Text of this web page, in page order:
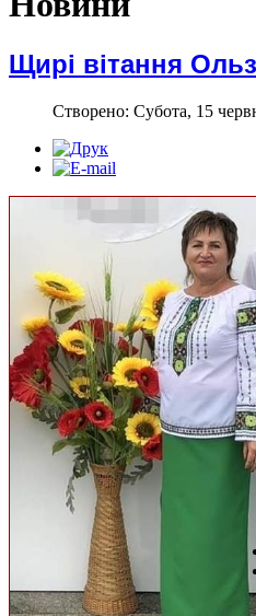
Щирі вітання
Створено: Субота, 15